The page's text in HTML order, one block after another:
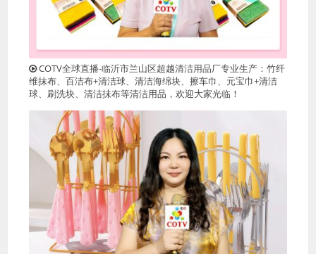
COTV全球直播-临沂市兰山区超越清洁用品厂专业生产：竹纤
维抹布、百洁布+清洁球、清洁海绵块、擦车巾、元宝巾+清洁
球、刷洗块、清洁抺布等清洁用品，欢迎大家光临！